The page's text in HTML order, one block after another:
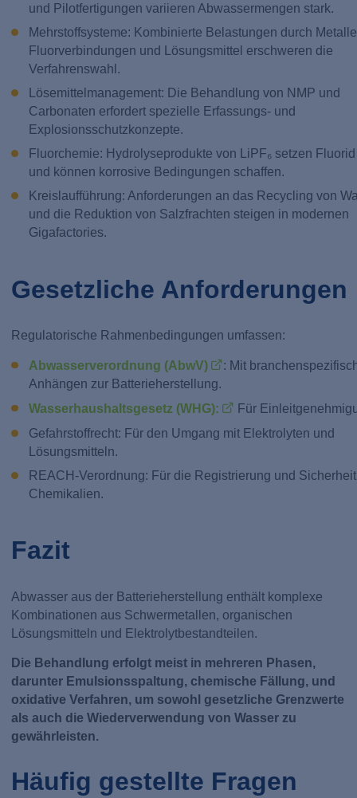
und Pilotfertigungen variieren Abwassermengen stark.
Mehrstoffsysteme: Kombinierte Belastungen durch
Fluorverbindungen und Lösungsmittel erschweren die
Verfahrenswahl.
Lösemittelmanagement: Die Behandlung von NMP und
Carbonaten erfordert spezielle Erfassungs- und
Explosionsschutzkonzepte.
Fluorchemie: Hydrolyseprodukte von LiPF₆ setzen
und können korrosive Bedingungen schaffen.
Kreislaufführung: Anforderungen an das Recycling von
und die Reduktion von Salzfrachten steigen in modernen
Gigafactories.
Gesetzliche Anforderungen
Regulatorische Rahmenbedingungen umfassen:
Abwasserverordnung (AbwV)
: Mit
Anhängen zur Batterieherstellung.
Wasserhaushaltsgesetz (WHG):
Für
Gefahrstoffrecht: Für den Umgang mit Elektrolyten und
Lösungsmitteln.
REACH-Verordnung: Für die Registrierung und
Chemikalien.
Fazit
Abwasser aus der Batterieherstellung enthält komplexe
Kombinationen aus Schwermetallen, organischen
Lösungsmitteln und Elektrolytbestandteilen.
Die Behandlung erfolgt meist in mehreren Phasen,
darunter Emulsionsspaltung, chemische Fällung, und
oxidative Verfahren, um sowohl gesetzliche Grenzwerte
als auch die Wiederverwendung von Wasser zu
gewährleisten.
Häufig gestellte Fragen